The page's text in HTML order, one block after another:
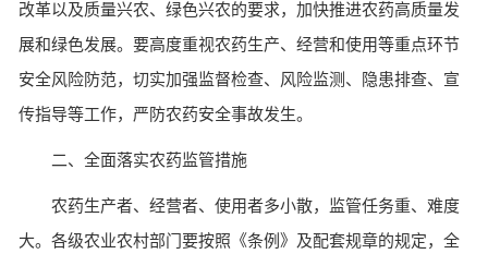
改革以及质量兴农、绿色兴农的要求，加快推进农药高质量发
展和绿色发展。要高度重视农药生产、经营和使用等重点环节
安全风险防范，切实加强监督检查、风险监测、隐患排查、宣
传指导等工作，严防农药安全事故发生。
二、全面落实农药监管措施
农药生产者、经营者、使用者多小散，监管任务重、难度
大。各级农业农村部门要按照《条例》及配套规章的规定，全